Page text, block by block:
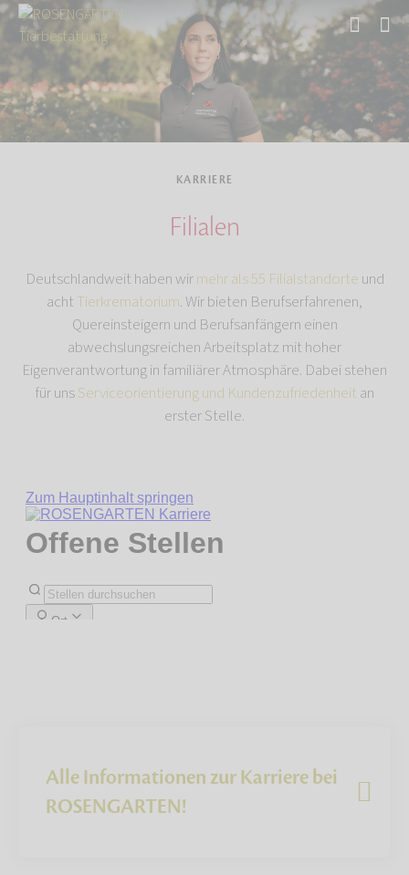
KARRIERE
Filialen
Deutschlandweit haben wirmehr als 55 Filialstandorte und
acht Tierkrematorium. Wir bieten Berufserfahrenen,
Quereinsteigern und Berufsanfängern einen
abwechslungsreichen Arbeitsplatz mit hoher
Eigenverantwortung in familiärer Atmosphäre. Dabei stehen
für unsServiceorientierung und Kundenzufriedenheit an
erster Stelle.
Alle Informationen zur Karriere bei
ROSENGARTEN!